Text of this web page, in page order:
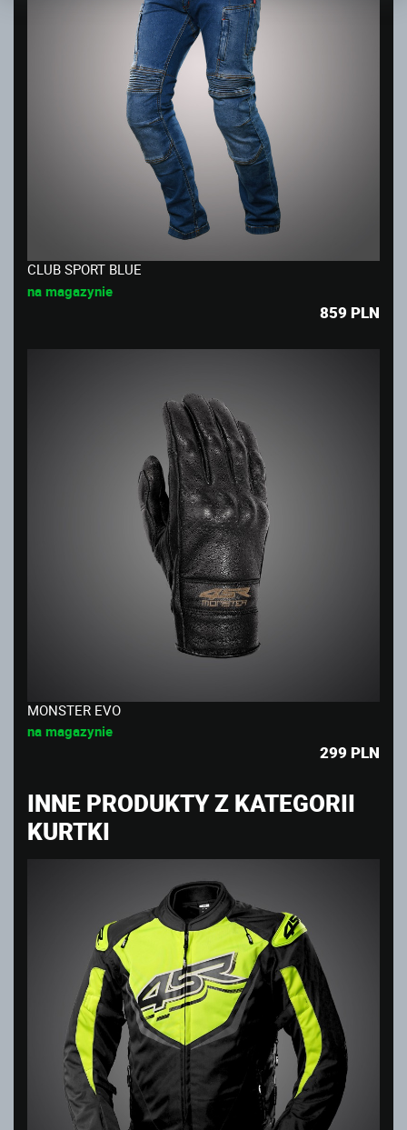
CLUB SPORT BLUE
na magazynie
859 PLN
MONSTER EVO
na magazynie
299 PLN
INNE PRODUKTY Z KATEGORII
KURTKI